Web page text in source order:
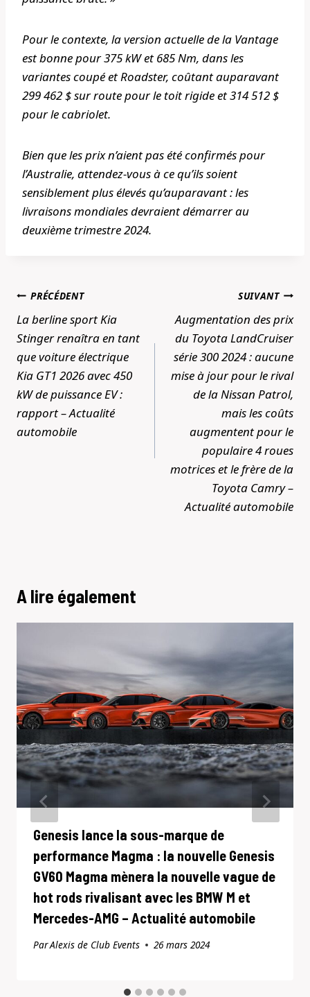
Pour le contexte, la version actuelle de la Vantage
est bonne pour 375 kW et 685 Nm, dans les
variantes coupé et Roadster, coûtant auparavant
299 462 $ sur route pour le toit rigide et 314 512 $
pour le cabriolet.
Bien que les prix n’aient pas été confirmés pour
l’Australie, attendez-vous à ce qu’ils soient
sensiblement plus élevés qu’auparavant : les
livraisons mondiales devraient démarrer au
deuxième trimestre 2024.
Navigation
de
l’article
PRÉCÉDENT
La berline sport Kia
Stinger renaîtra en tant
que voiture électrique
Kia GT1 2026 avec 450
kW de puissance EV :
rapport – Actualité
automobile
SUIVANT
Augmentation des prix
du Toyota LandCruiser
série 300 2024 : aucune
mise à jour pour le rival
de la Nissan Patrol,
mais les coûts
augmentent pour le
populaire 4 roues
motrices et le frère de la
Toyota Camry –
Actualité automobile
A lire également
Genesis lance la sous-marque de
performance Magma : la nouvelle Genesis
GV60 Magma mènera la nouvelle vague de
hot rods rivalisant avec les BMW M et
Mercedes-AMG – Actualité automobile
ParAlexis de Club Events 26 mars 2024